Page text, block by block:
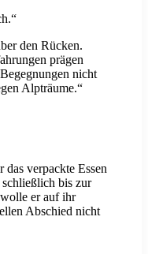
den Rücken.
prägen
nicht
Alpträume.“
verpackte Essen
bis zur
er auf ihr
Abschied nicht